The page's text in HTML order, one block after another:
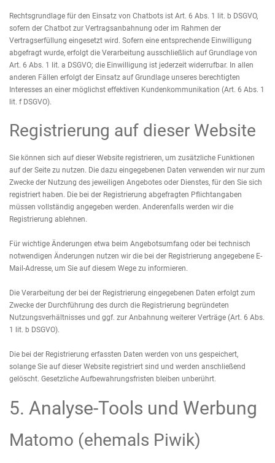
Rechtsgrundlage für den Einsatz von Chatbots ist Art. 6 Abs. 1 lit. b DSGVO,
sofern der Chatbot zur Vertragsanbahnung oder im Rahmen der
Vertragserfüllung eingesetzt wird. Sofern eine entsprechende Einwilligung
abgefragt wurde, erfolgt die Verarbeitung ausschließlich auf Grundlage von
Art. 6 Abs. 1 lit. a DSGVO; die Einwilligung ist jederzeit widerrufbar. In allen
anderen Fällen erfolgt der Einsatz auf Grundlage unseres berechtigten
Interesses an einer möglichst effektiven Kundenkommunikation (Art. 6 Abs. 1
lit. f DSGVO).
Registrierung auf dieser Website
Sie können sich auf dieser Website registrieren, um zusätzliche Funktionen
auf der Seite zu nutzen. Die dazu eingegebenen Daten verwenden wir nur zum
Zwecke der Nutzung des jeweiligen Angebotes oder Dienstes, für den Sie sich
registriert haben. Die bei der Registrierung abgefragten Pflichtangaben
müssen vollständig angegeben werden. Anderenfalls werden wir die
Registrierung ablehnen.
Für wichtige Änderungen etwa beim Angebotsumfang oder bei technisch
notwendigen Änderungen nutzen wir die bei der Registrierung angegebene E-
Mail-Adresse, um Sie auf diesem Wege zu informieren.
Die Verarbeitung der bei der Registrierung eingegebenen Daten erfolgt zum
Zwecke der Durchführung des durch die Registrierung begründeten
Nutzungsverhältnisses und ggf. zur Anbahnung weiterer Verträge (Art. 6 Abs.
1 lit. b DSGVO).
Die bei der Registrierung erfassten Daten werden von uns gespeichert,
solange Sie auf dieser Website registriert sind und werden anschließend
gelöscht. Gesetzliche Aufbewahrungsfristen bleiben unberührt.
5. Analyse-Tools und Werbung
Matomo (ehemals Piwik)